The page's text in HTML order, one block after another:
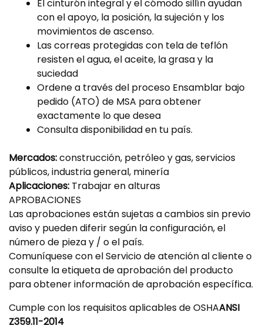
El cinturón integral y el cómodo sillín ayudan
con el apoyo, la posición, la sujeción y los
movimientos de ascenso.
Las correas protegidas con tela de teflón
resisten el agua, el aceite, la grasa y la
suciedad
Ordene a través del proceso Ensamblar bajo
pedido (ATO) de MSA para obtener
exactamente lo que desea
Consulta disponibilidad en tu país.
Mercados:construcción, petróleo y gas, servicios
públicos, industria general, minería
Aplicaciones: Trabajar en alturas
APROBACIONES
Las aprobaciones están sujetas a cambios sin previo
aviso y pueden diferir según la configuración, el
número de pieza y / o el país.
Comuníquese con el Servicio de atención al cliente o
consulte la etiqueta de aprobación del producto
para obtener información de aprobación específica.
Cumple con los requisitos aplicables de OSHAANSI
Z359.11-2014